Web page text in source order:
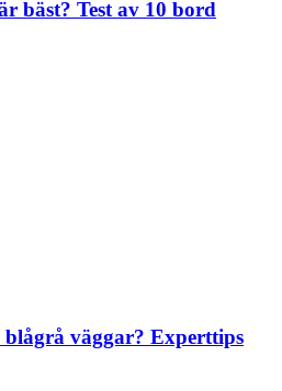
bäst? Test av 10 bord
väggar? Experttips